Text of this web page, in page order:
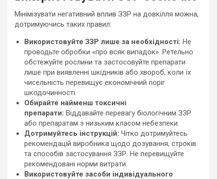
Мінімізувати негативний вплив ЗЗР на довкілля можна,
дотримуючись таких правил:
Використовуйте ЗЗР лише за необхідності: Не
проводьте обробки «про всяк випадок». Ретельно
обстежуйте рослини та застосовуйте препарати
лише при виявленні шкідників або хвороб, коли їх
чисельність перевищує економічний поріг
шкодочинності.
Обирайте найменш токсичні
препарати: Віддавайте перевагу біологічним ЗЗР
або препаратам з низьким класом небезпеки.
Дотримуйтесь інструкцій: Чітко дотримуйтесь
рекомендацій виробника щодо дозування, строків
та способів застосування ЗЗР. Не перевищуйте
рекомендовані норми витрати.
Використовуйте засоби індивідуального